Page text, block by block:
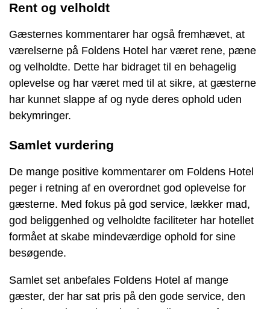
Rent og velholdt
Gæsternes kommentarer har også fremhævet, at
værelserne på Foldens Hotel har været rene, pæne
og velholdte. Dette har bidraget til en behagelig
oplevelse og har været med til at sikre, at gæsterne
har kunnet slappe af og nyde deres ophold uden
bekymringer.
Samlet vurdering
De mange positive kommentarer om Foldens Hotel
peger i retning af en overordnet god oplevelse for
gæsterne. Med fokus på god service, lækker mad,
god beliggenhed og velholdte faciliteter har hotellet
formået at skabe mindeværdige ophold for sine
besøgende.
Samlet set anbefales Foldens Hotel af mange
gæster, der har sat pris på den gode service, den